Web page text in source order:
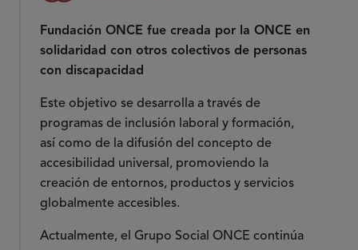
Fundación ONCE fue creada por la ONCE en
solidaridad con otros colectivos de personas
con discapacidad
Este objetivo se desarrolla a través de
programas de inclusión laboral y formación,
así como de la difusión del concepto de
accesibilidad universal, promoviendo la
creación de entornos, productos y servicios
globalmente accesibles.
Actualmente, el Grupo Social ONCE continúa